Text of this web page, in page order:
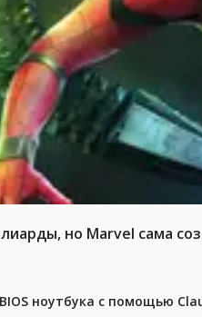
но Marvel сама
ноутбука с помощью